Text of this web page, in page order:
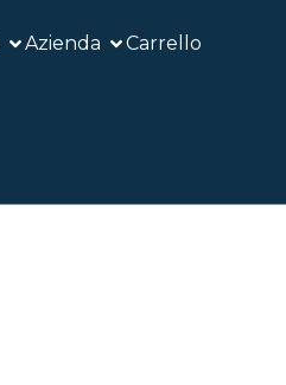
Azienda Carrello